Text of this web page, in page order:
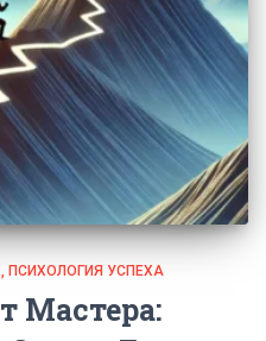
ПСИХОЛОГИЯ УСПЕХА
Мастера: